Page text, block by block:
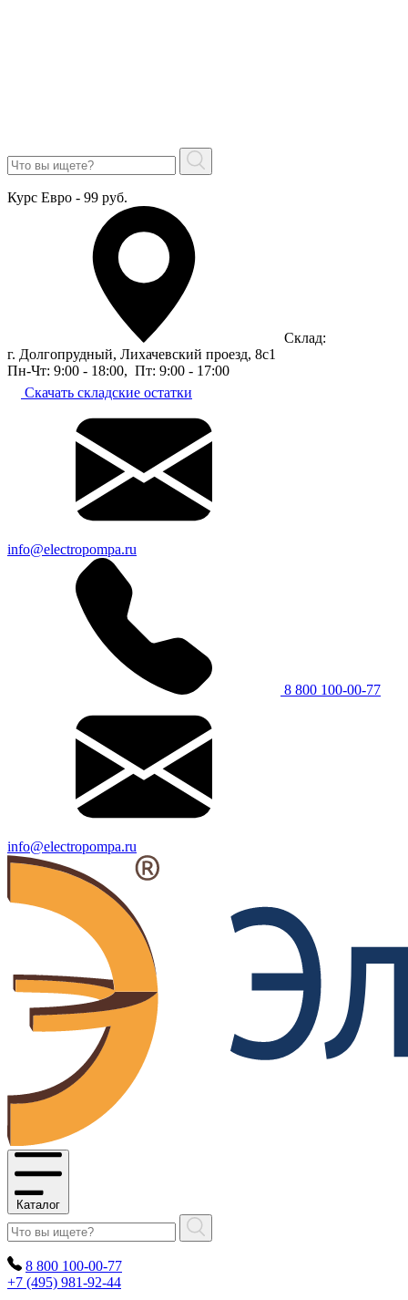
Курс Евро - 99 руб.
Склад:
г. Долгопрудный, Лихачевский проезд, 8c1
Пн-Чт: 9:00 - 18:00, Пт: 9:00 - 17:00
Скачать складские остатки
info@electropompa.ru
8 800 100-00-77
info@electropompa.ru
Каталог
8 800 100-00-77
+7 (495) 981-92-44